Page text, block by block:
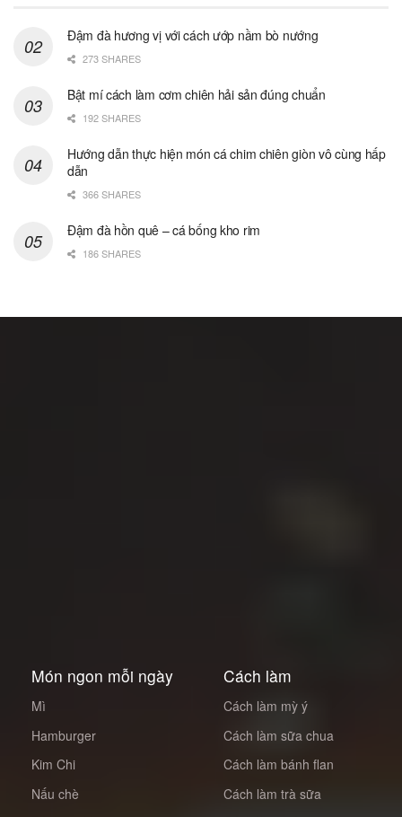
Đậm đà hương vị với cách ướp nầm bò nướng
273 SHARES
Bật mí cách làm cơm chiên hải sản đúng chuẩn
192 SHARES
Hướng dẫn thực hiện món cá chim chiên giòn vô cùng hấp
dẫn
366 SHARES
Đậm đà hồn quê – cá bống kho rim
186 SHARES
Món ngon mỗi ngày
Mì
Hamburger
Kim Chi
Nấu chè
Cách làm
Cách làm mỳ ý
Cách làm sữa chua
Cách làm bánh flan
Cách làm trà sữa